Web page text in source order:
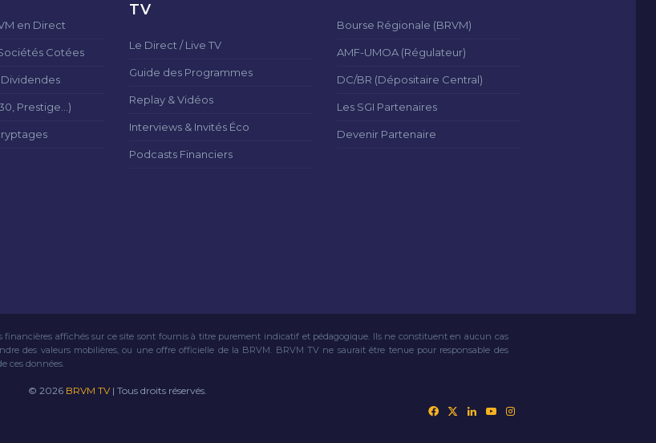
en Direct
Cotées
Prestige...)
TV
Le Direct / Live TV
Guide des Programmes
Replay & Vidéos
Interviews & Invités Éco
Podcasts Financiers
Bourse Régionale (BRVM)
AMF-UMOA (Régulateur)
DC/BR (Dépositaire Central)
Les SGI Partenaires
Devenir Partenaire
financières affichés sur ce site sont fournis à titre purement indicatif et pédagogique. Ils ne constituent en aucun cas
des valeurs mobilières, ou une offre officielle de la BRVM. BRVM TV ne saurait être tenue pour responsable des
ces données.
© 2026 BRVM TV| Tous droits réservés.
FacebookLinkedinYouTube